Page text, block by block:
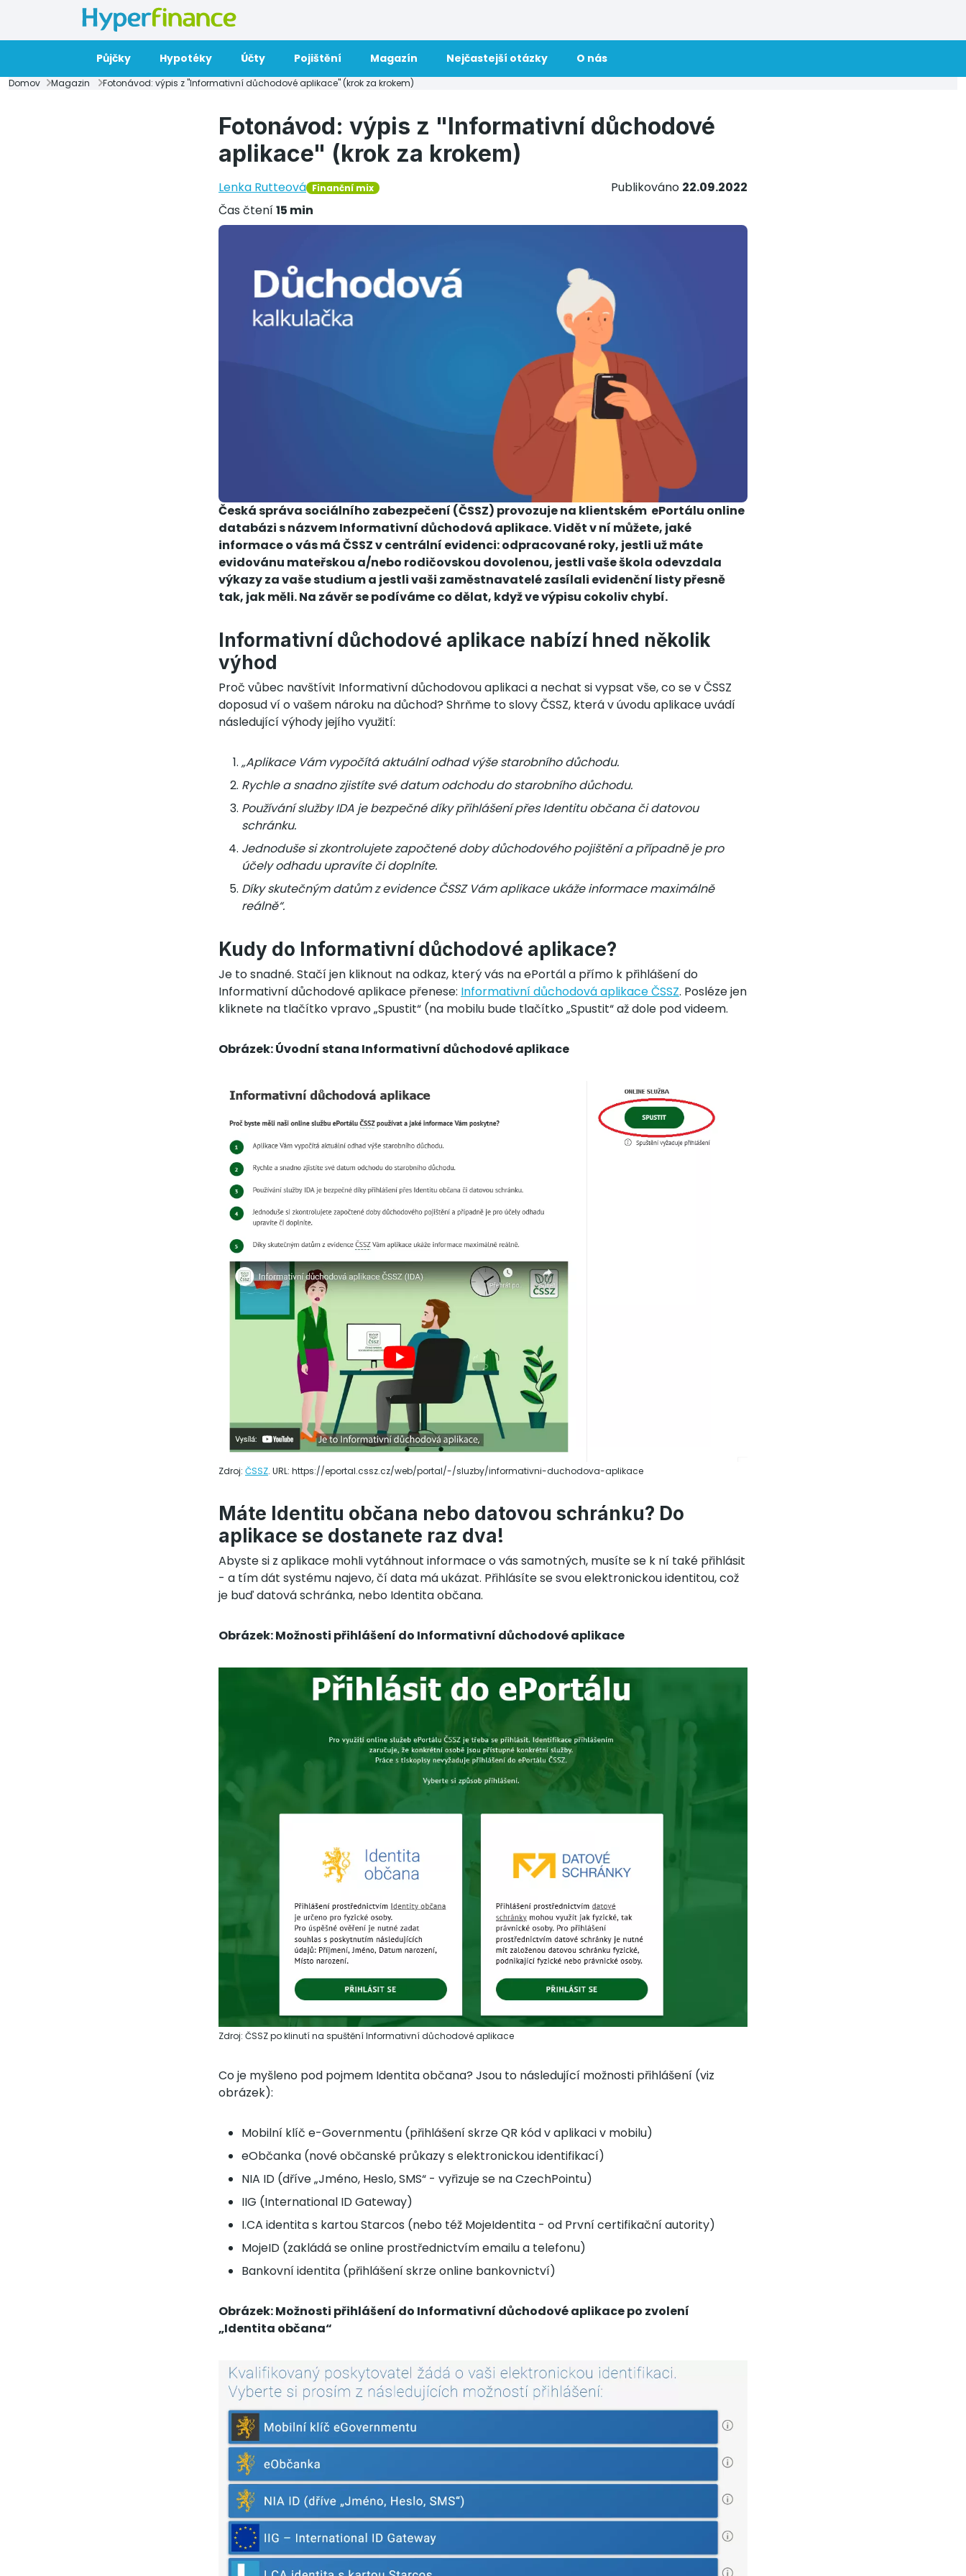
Půjčky Hypotéky Účty Pojištění Magazín Nejčastejší otázky O nás
Domov Magazin Fotonávod: výpis z "Informativní důchodové aplikace" (krok za krokem)
Fotonávod: výpis z "Informativní důchodové
aplikace" (krok za krokem)
Lenka Rutteová Finanční mix Publikováno 22.09.2022
Čas čtení15 min
Česká správa sociálního zabezpečení (ČSSZ) provozuje na klientském ePortálu online
databázi s názvem Informativní důchodová aplikace. Vidět v ní můžete, jaké
informace o vás má ČSSZ v centrální evidenci: odpracované roky, jestli už máte
evidovánu mateřskou a/nebo rodičovskou dovolenou, jestli vaše škola odevzdala
výkazy za vaše studium a jestli vaši zaměstnavatelé zasílali evidenční listy přesně
tak, jak měli. Na závěr se podíváme co dělat, když ve výpisu cokoliv chybí.
Informativní důchodové aplikace nabízí hned několik
výhod
Proč vůbec navštívit Informativní důchodovou aplikaci a nechat si vypsat vše, co se v ČSSZ
doposud ví o vašem nároku na důchod? Shrňme to slovy ČSSZ, která v úvodu aplikace uvádí
následující výhody jejího využití:
„Aplikace Vám vypočítá aktuální odhad výše starobního důchodu.
Rychle a snadno zjistíte své datum odchodu do starobního důchodu.
Používání služby IDA je bezpečné díky přihlášení přes Identitu občana či datovou
schránku.
Jednoduše si zkontrolujete započtené doby důchodového pojištění a případně je pro
účely odhadu upravíte či doplníte.
Díky skutečným datům z evidence ČSSZ Vám aplikace ukáže informace maximálně
reálně“.
Kudy do Informativní důchodové aplikace?
Je to snadné. Stačí jen kliknout na odkaz, který vás na ePortál a přímo k přihlášení do
Informativní důchodové aplikace přenese: Informativní důchodová aplikace ČSSZ. Posléze jen
kliknete na tlačítko vpravo „Spustit“ (na mobilu bude tlačítko „Spustit“ až dole pod videem.
Obrázek: Úvodní stana Informativní důchodové aplikace
Zdroj: ČSSZ. URL: https://eportal.cssz.cz/web/portal/-/sluzby/informativni-duchodova-aplikace
Máte Identitu občana nebo datovou schránku? Do
aplikace se dostanete raz dva!
Abyste si z aplikace mohli vytáhnout informace o vás samotných, musíte se k ní také přihlásit
- a tím dát systému najevo, čí data má ukázat. Přihlásíte se svou elektronickou identitou, což
je buď datová schránka, nebo Identita občana.
Obrázek: Možnosti přihlášení do Informativní důchodové aplikace
Zdroj: ČSSZ po klinutí na spuštění Informativní důchodové aplikace
Co je myšleno pod pojmem Identita občana? Jsou to následující možnosti přihlášení (viz
obrázek):
Mobilní klíč e-Governmentu (přihlášení skrze QR kód v aplikaci v mobilu)
eObčanka (nové občanské průkazy s elektronickou identifikací)
NIA ID (dříve „Jméno, Heslo, SMS“ - vyřizuje se na CzechPointu)
IIG (International ID Gateway)
I.CA identita s kartou Starcos (nebo též MojeIdentita - od První certifikační autority)
MojeID (zakládá se online prostřednictvím emailu a telefonu)
Bankovní identita (přihlášení skrze online bankovnictví)
Obrázek: Možnosti přihlášení do Informativní důchodové aplikace po zvolení
„Identita občana“